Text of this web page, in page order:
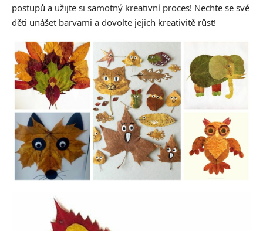
postupů a užijte si samotný kreativní proces! Nechte se své
děti unášet barvami a dovolte jejich kreativitě růst!